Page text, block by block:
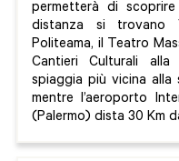
permetterà di
distanza si trovano
Politeama, il Teatro
Cantieri Culturali
spiaggia più vicina
mentre l’aeroporto
(Palermo) dista 30 Km